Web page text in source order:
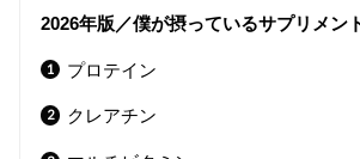
2026年版／僕が摂っているサプリメン
プロテイン
クレアチン